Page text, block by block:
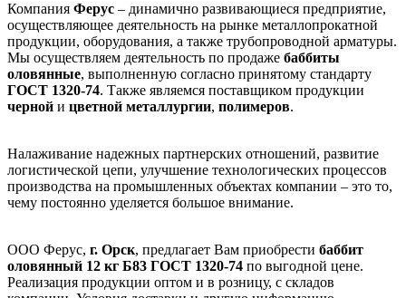
Компания Ферус – динамично развивающиеся предприятие,
осуществляющее деятельность на рынке металлопрокатной
продукции, оборудования, а также трубопроводной арматуры.
Мы осуществляем деятельность по продаже баббиты
оловянные, выполненную согласно принятому стандарту
ГОСТ 1320-74. Также являемся поставщиком продукции
черной и цветной металлургии, полимеров.
Налаживание надежных партнерских отношений, развитие
логистической цепи, улучшение технологических процессов
производства на промышленных объектах компании – это то,
чему постоянно уделяется большое внимание.
ООО Ферус, г. Орск, предлагает Вам приобрести баббит
оловянный 12 кг Б83 ГОСТ 1320-74 по выгодной цене.
Реализация продукции оптом и в розницу, с складов